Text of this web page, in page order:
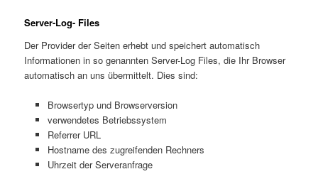
Server-Log- Files
Der Provider der Seiten erhebt und speichert automatisch
Informationen in so genannten Server-Log Files, die Ihr Browser
automatisch an uns übermittelt. Dies sind:
Browsertyp und Browserversion
verwendetes Betriebssystem
Referrer URL
Hostname des zugreifenden Rechners
Uhrzeit der Serveranfrage